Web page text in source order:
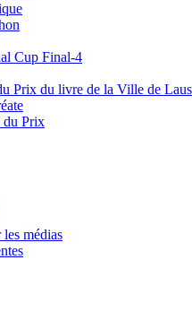
Cup Final-4
Prix du livre de la Ville de
du Prix
médias